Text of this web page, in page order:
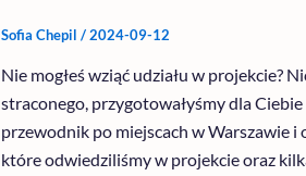
Sofia Chepil /2024-09-12
Nie mogłeś wziąć udziału w projekcie?
straconego, przygotowałyśmy dla Ciebie
przewodnik po miejscach w Warszawie i
które odwiedziliśmy w projekcie oraz